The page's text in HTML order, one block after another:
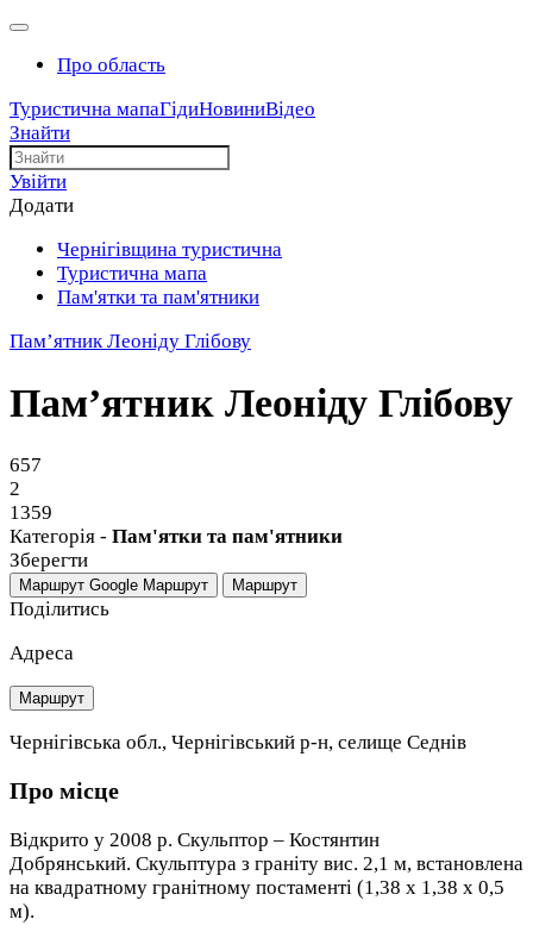
Про область
Туристична мапаГідиНовиниВідео
Знайти
Увійти
Додати
Чернігівщина туристична
Туристична мапа
Пам'ятки та пам'ятники
Пам’ятник Леоніду Глібову
Пам’ятник Леоніду Глібову
657
2
1359
Категорія - Пам'ятки та пам'ятники
Зберегти
Маршрут Google Маршрут Маршрут
Поділитись
Адреса
Маршрут
Чернігівська обл., Чернігівський р-н, селище Седнів
Про місце
Відкрито у 2008 р. Скульптор – Костянтин
Добрянський. Скульптура з граніту вис. 2,1 м, встановлена
на квадратному гранітному постаменті (1,38 х 1,38 х 0,5
м).